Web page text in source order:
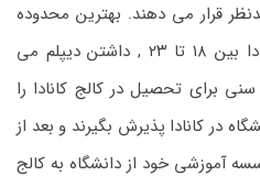
قرار می دهند. بهترین محدوده
سنی برای اخذ پذیرش کالج کانادا بین ۱۸ تا ۲۳ , داشتن دیپلم می
برای تحصیل در کالج کانادا را
در کانادا پذیرش بگیرند و بعد از
آموزشی خود از دانشگاه به کالج